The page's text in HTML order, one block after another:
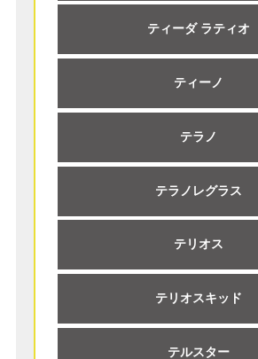
ティーダ ラティオ
ティーノ
テラノ
テラノレグラス
テリオス
テリオスキッド
テルスター